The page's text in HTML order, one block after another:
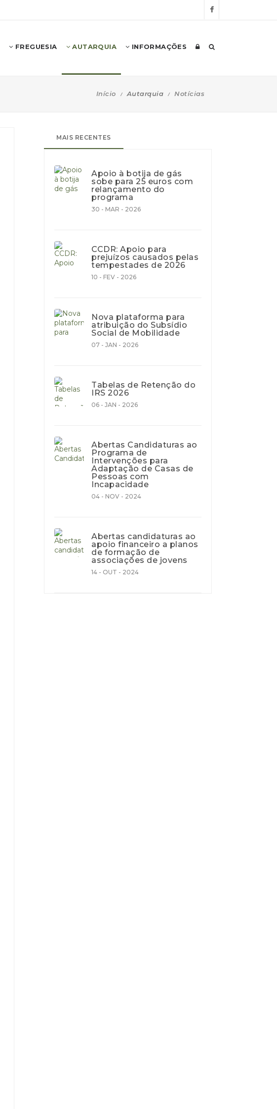
FREGUESIA AUTARQUIA INFORMAÇÕES
Início Autarquia Notícias
MAIS RECENTES
Apoio à botija de gás
sobe para 25 euros com
relançamento do
programa
30 - MAR - 2026
CCDR: Apoio para
prejuízos causados pelas
tempestades de 2026
10 - FEV - 2026
Nova plataforma para
atribuição do Subsídio
Social de Mobilidade
07 - JAN - 2026
Tabelas de Retenção do
IRS 2026
06 - JAN - 2026
Abertas Candidaturas ao
Programa de
Intervenções para
Adaptação de Casas de
Pessoas com
Incapacidade
04 - NOV - 2024
Abertas candidaturas ao
apoio financeiro a planos
de formação de
associações de jovens
14 - OUT - 2024